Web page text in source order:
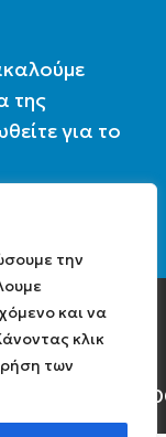
την
και να
κλικ
των
της
για το
– 16:00